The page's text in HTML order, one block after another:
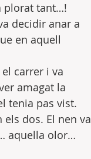
plorat tant…!
decidir anar a
en aquell
carrer i va
amagat la
tenia pas vist.
dos. El nen va
aquella olor…